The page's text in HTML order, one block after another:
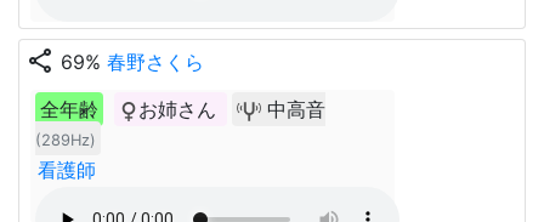
share 69% 春野さくら
全年齢
お姉さん 中高音
(289Hz)
看護師